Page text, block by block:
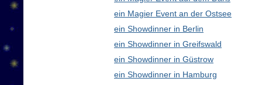
ein Magier Event an der Ostsee
ein Showdinner in Berlin
ein Showdinner in Greifswald
ein Showdinner in Güstrow
ein Showdinner in Hamburg